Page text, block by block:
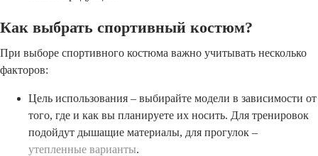
Как выбрать спортивный костюм?
При выборе спортивного костюма важно учитывать несколько
факторов:
Цель использования – выбирайте модели в зависимости от
того, где и как вы планируете их носить. Для тренировок
подойдут дышащие материалы, для прогулок –
утепленные варианты.